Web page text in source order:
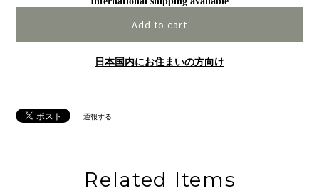
Add to cart
日本国内にお住まいの方向け
通報する
Related Items